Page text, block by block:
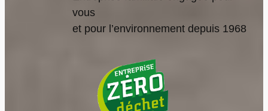
vous
et pour l’environnement depuis 1968